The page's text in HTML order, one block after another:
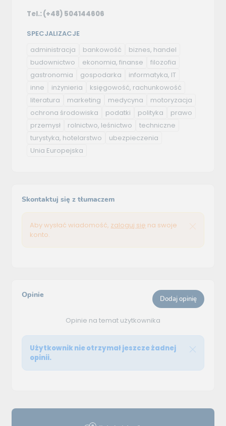
Tel.: (+48) 504144606
SPECJALIZACJE
administracja
bankowość
biznes, handel
budownictwo
ekonomia, finanse
filozofia
gastronomia
gospodarka
informatyka, IT
inne
inżynieria
księgowość, rachunkowość
literatura
marketing medycyna
motoryzacja
ochrona środowiska
podatki polityka
prawo
przemysł
rolnictwo, leśnictwo
techniczne
turystyka, hotelarstwo
ubezpieczenia
Unia Europejska
Skontaktuj się z tłumaczem
Aby wysłać wiadomość, zaloguj się na swoje
konto.
Opinie Dodaj opinię
Opinie na temat użytkownika
Użytkownik nie otrzymał jeszcze żadnej
opinii.